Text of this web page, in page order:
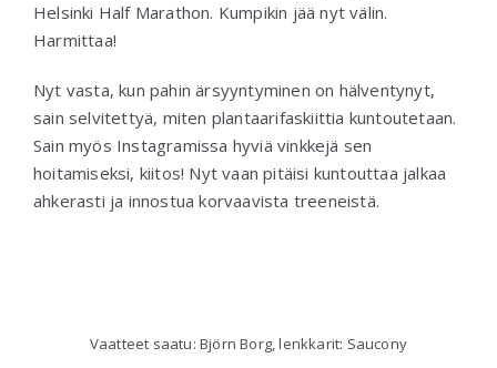
Helsinki Half Marathon. Kumpikin jää nyt välin.
Harmittaa!
Nyt vasta, kun pahin ärsyyntyminen on hälventynyt,
sain selvitettyä, miten plantaarifaskiittia kuntoutetaan.
Sain myös Instagramissa hyviä vinkkejä sen
hoitamiseksi, kiitos! Nyt vaan pitäisi kuntouttaa jalkaa
ahkerasti ja innostua korvaavista treeneistä.
Vaatteet saatu: Björn Borg, lenkkarit: Saucony